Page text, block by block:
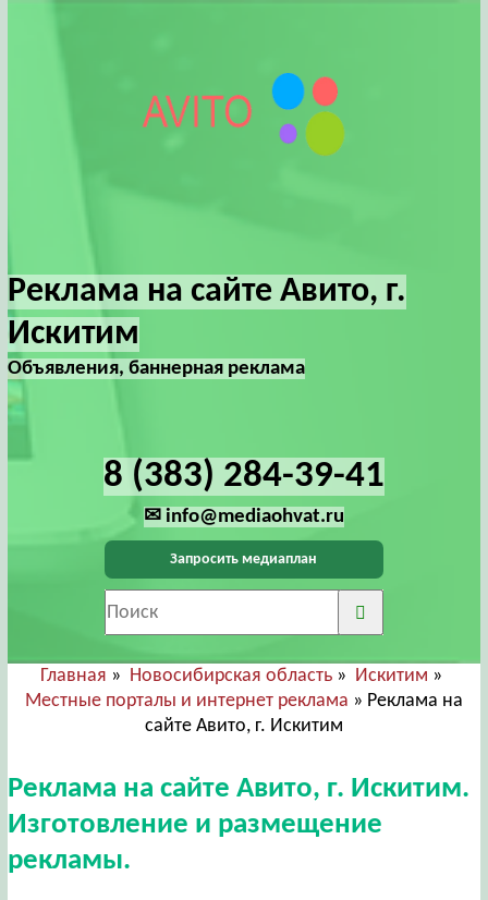
Реклама на сайте Авито, г.
Искитим
Объявления, баннерная реклама
8 (383) 284-39-41
✉ info@mediaohvat.ru
Запросить медиаплан
Главная » Новосибирская область » Искитим »
Местные порталы и интернет реклама » Реклама на
сайте Авито, г. Искитим
Реклама на сайте Авито, г. Искитим.
Изготовление и размещение
рекламы.